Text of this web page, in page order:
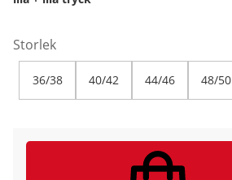
Storlek
36/38 40/42 44/46 48/50